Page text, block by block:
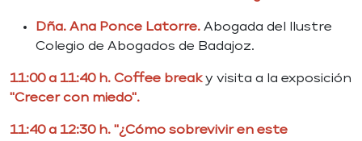
Dña. Ana Ponce Latorre. Abogada del Ilustre
Colegio de Abogados de Badajoz.
11:00 a 11:40 h. Coffee breaky visita a la exposición
"Crecer con miedo".
11:40 a 12:30 h. "¿Cómo sobrevivir en este